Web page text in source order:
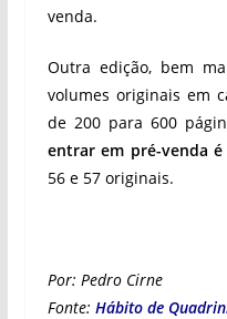
venda.
Outra edição, bem
volumes originais em
de 200 para 600
entrar em pré-venda é
56 e 57 originais.
Por: Pedro Cirne
Fonte: Hábito de